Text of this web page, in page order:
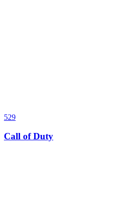
529
Call of Duty